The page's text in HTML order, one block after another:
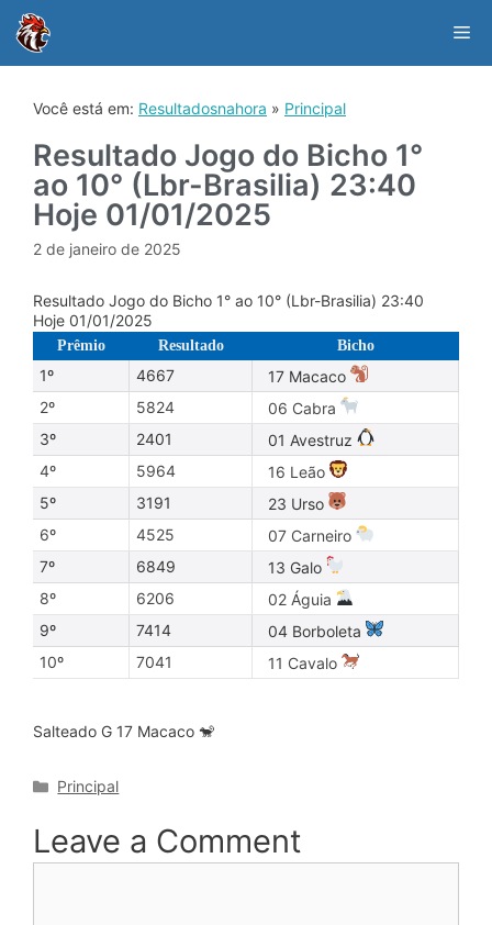
content
Você está em: Resultadosnahora » Principal
Resultado Jogo do Bicho 1°
ao 10° (Lbr-Brasilia) 23:40
Hoje 01/01/2025
2 de janeiro de 2025
Resultado Jogo do Bicho 1° ao 10° (Lbr-Brasilia) 23:40
Hoje 01/01/2025
Prêmio Resultado Bicho
1º 4667
17 Macaco
2º
5824
06 Cabra
3º
2401
01 Avestruz
4º
5964
16 Leão
5º
3191
23 Urso
6º
4525
07 Carneiro
7º
6849
13 Galo
8º
6206
02 Águia
9º
7414
04 Borboleta
10º
7041 11 Cavalo
Salteado G 17 Macaco 🐒
Categories
Principal
Leave a Comment